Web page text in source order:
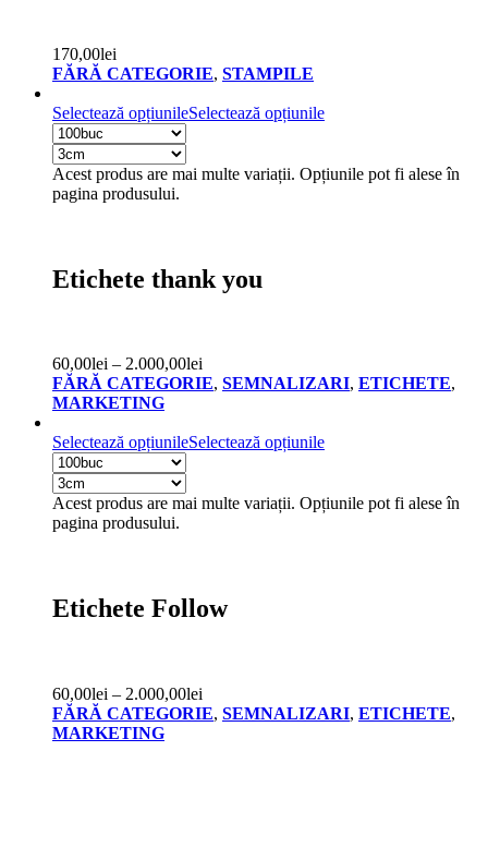
170,00lei
FĂRĂ CATEGORIE, STAMPILE
Selectează opțiunileSelectează opțiunile
Acest produs are mai multe variații. Opțiunile pot fi alese în
pagina produsului.
Etichete thank you
60,00lei – 2.000,00lei
FĂRĂ CATEGORIE, SEMNALIZARI, ETICHETE,
MARKETING
Selectează opțiunileSelectează opțiunile
Acest produs are mai multe variații. Opțiunile pot fi alese în
pagina produsului.
Etichete Follow
60,00lei – 2.000,00lei
FĂRĂ CATEGORIE, SEMNALIZARI, ETICHETE,
MARKETING